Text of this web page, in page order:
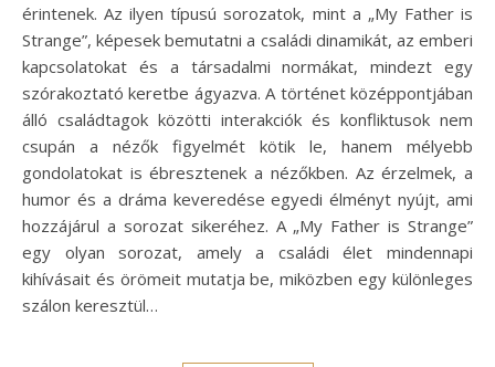
érintenek. Az ilyen típusú sorozatok, mint a „My Father is
Strange”, képesek bemutatni a családi dinamikát, az emberi
kapcsolatokat és a társadalmi normákat, mindezt egy
szórakoztató keretbe ágyazva. A történet középpontjában
álló családtagok közötti interakciók és konfliktusok nem
csupán a nézők figyelmét kötik le, hanem mélyebb
gondolatokat is ébresztenek a nézőkben. Az érzelmek, a
humor és a dráma keveredése egyedi élményt nyújt, ami
hozzájárul a sorozat sikeréhez. A „My Father is Strange”
egy olyan sorozat, amely a családi élet mindennapi
kihívásait és örömeit mutatja be, miközben egy különleges
szálon keresztül…